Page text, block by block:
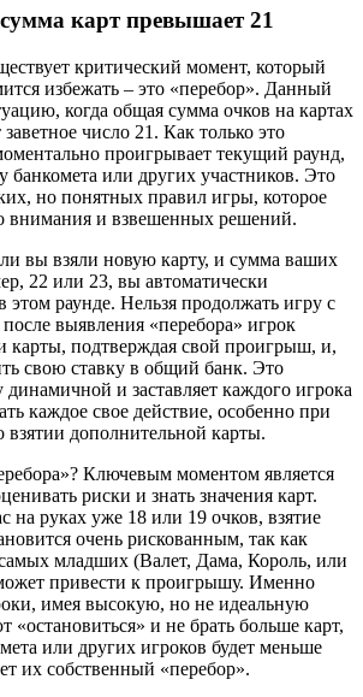
карт превышает 21
критический момент, который
избежать – это «перебор». Данный
когда общая сумма очков на картах
число 21. Как только это
проигрывает текущий раунд,
банкомета или других участников. Это
но понятных правил игры, которое
внимания и взвешенных решений.
вы взяли новую карту, и сумма ваших
22 или 23, вы автоматически
этом раунде. Нельзя продолжать игру с
выявления «перебора» игрок
карты, подтверждая свой проигрыш, и,
свою ставку в общий банк. Это
динамичной и заставляет каждого игрока
каждое свое действие, особенно при
дополнительной карты.
Ключевым моментом является
риски и знать значения карт.
на руках уже 18 или 19 очков, взятие
очень рискованным, так как
младших (Валет, Дама, Король, или
привести к проигрышу. Именно
имея высокую, но не идеальную
«остановиться» и не брать больше карт,
или других игроков будет меньше
их собственный «перебор».